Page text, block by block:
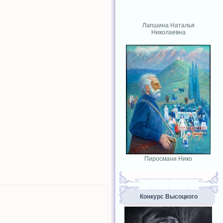
Лапшина Наталья
Николаевна
Пиросмани Нико
Конкурс Высоцкого